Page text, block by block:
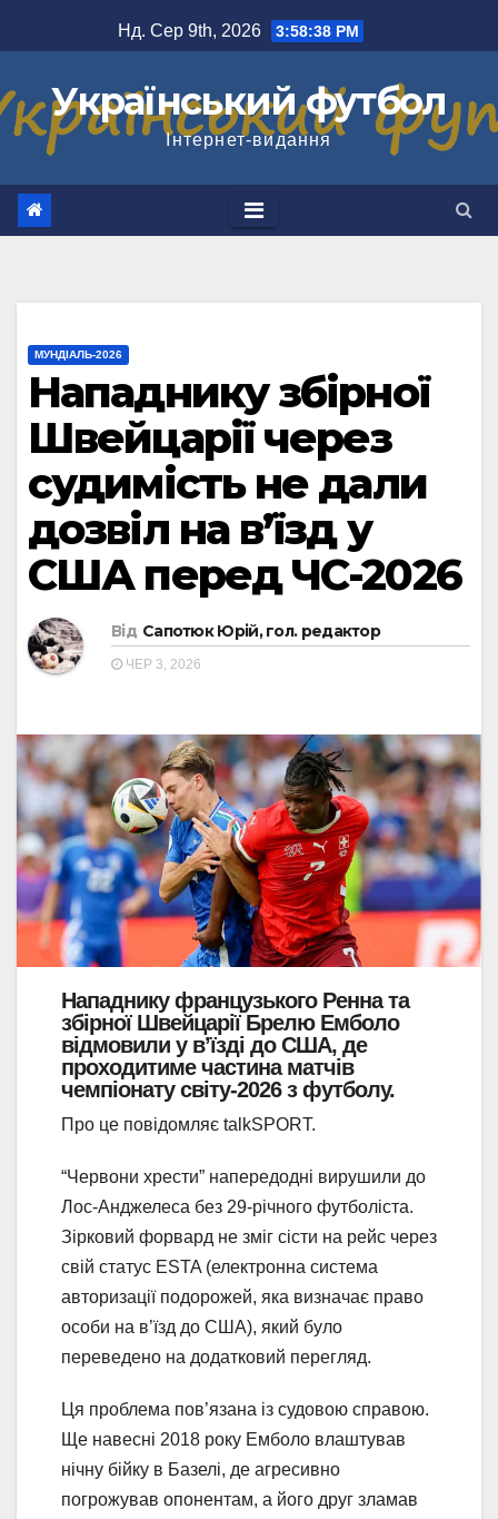
до
Нд. Сер 9th, 2026 3:58:39 PM
Український футбол
Інтернет-видання
МУНДІАЛЬ-2026
Нападнику збірної
Швейцарії через
судимість не дали
дозвіл на в’їзд у
США перед ЧС-2026
Від Сапотюк Юрій, гол. редактор
ЧЕР 3, 2026
Нападнику французького Ренна та
збірної Швейцарії Брелю Емболо
відмовили у в’їзді до США, де
проходитиме частина матчів
чемпіонату світу-2026 з футболу.
Про це повідомляє talkSPORT.
“Червони хрести” напередодні вирушили до
Лос-Анджелеса без 29-річного футболіста.
Зірковий форвард не зміг сісти на рейс через
свій статус ESTA (електронна система
авторизації подорожей, яка визначає право
особи на в’їзд до США), який було
переведено на додатковий перегляд.
Ця проблема пов’язана із судовою справою.
Ще навесні 2018 року Емболо влаштував
нічну бійку в Базелі, де агресивно
погрожував опонентам, а його друг зламав